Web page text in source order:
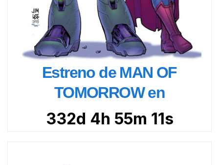
Estreno de MAN OF
TOMORROW en
332d 4h 55m 10s